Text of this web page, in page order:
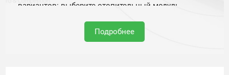
вариантов: выберите отопительный модуль
подберите блок управления – надёжный
механический, сверхточный электронный или
Подробнее